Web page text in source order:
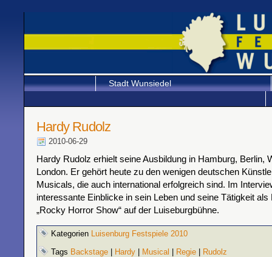
Stadt Wunsiedel
Hardy Rudolz
2010-06-29
Hardy Rudolz erhielt seine Ausbildung in Hamburg, Berlin,
London. Er gehört heute zu den wenigen deutschen
Musicals, die auch international erfolgreich sind. Im
interessante Einblicke in sein Leben und seine Tätigkeit als
„Rocky Horror Show“ auf der Luiseburgbühne.
Kategorien Luisenburg Festspiele 2010
Tags Backstage Hardy Musical Regie
Rudolz